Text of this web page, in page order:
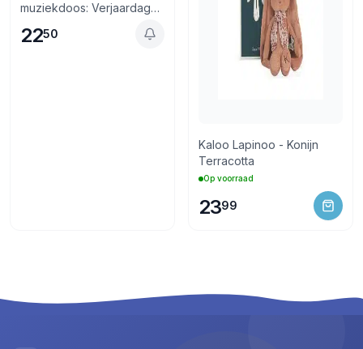
muziekdoos: Verjaardag
2250
Kaloo Lapinoo - Konijn
Terracotta
Op voorraad
2399